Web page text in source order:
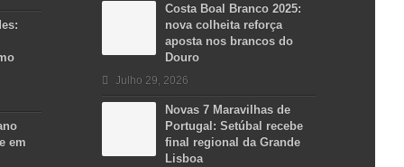
em
Costa Boal Branco 2025:
nova colheita reforça
aposta nos brancos do
Douro
Julho 29, 2026
Novas 7 Maravilhas de
Portugal: Setúbal recebe
final regional da Grande
Lisboa